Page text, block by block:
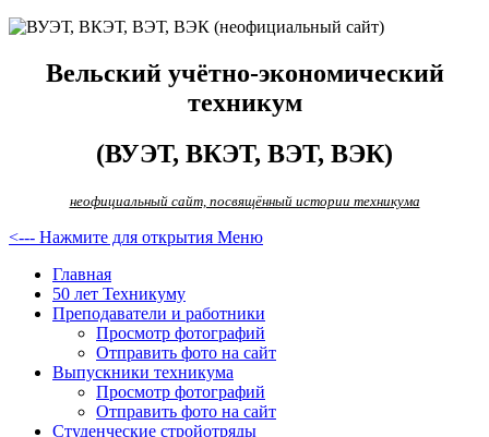
Вельский учётно-экономический
техникум
(ВУЭТ, ВКЭТ, ВЭТ, ВЭК)
неофициальный сайт, посвящённый истории техникума
<--- Нажмите для открытия Меню
Главная
50 лет Техникуму
Преподаватели и работники
Просмотр фотографий
Отправить фото на сайт
Выпускники техникума
Просмотр фотографий
Отправить фото на сайт
Студенческие стройотряды